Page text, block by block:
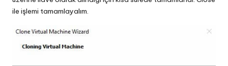
ile işlemi tamamlayalım.